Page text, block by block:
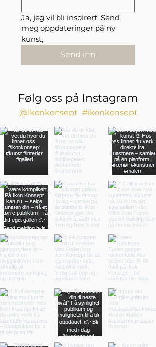
Ja, jeg vil bli inspirert! Send
meg oppdateringer på ny
kunst,
Send inn
Følg oss på Instagram
#ikonkonsept
@ikonkonsept